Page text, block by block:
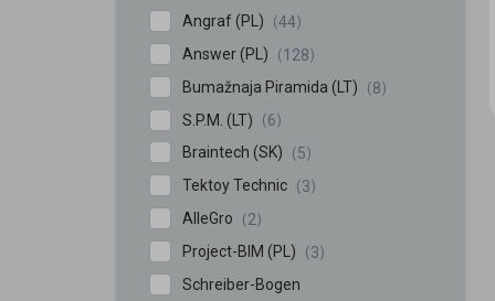
Angraf (PL)
44
Answer (PL)
128
Bumažnaja Piramida (LT)
8
S.P.M. (LT)
6
Braintech (SK)
5
Tektoy Technic
3
AlleGro
2
Project-BIM (PL)
3
Schreiber-Bogen